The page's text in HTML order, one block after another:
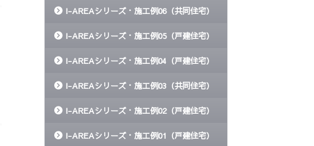
I-AREAシリーズ・施工例06（共同住宅）
I-AREAシリーズ・施工例05（戸建住宅）
I-AREAシリーズ・施工例04（戸建住宅）
I-AREAシリーズ・施工例03（共同住宅）
I-AREAシリーズ・施工例02（戸建住宅）
I-AREAシリーズ・施工例01（戸建住宅）